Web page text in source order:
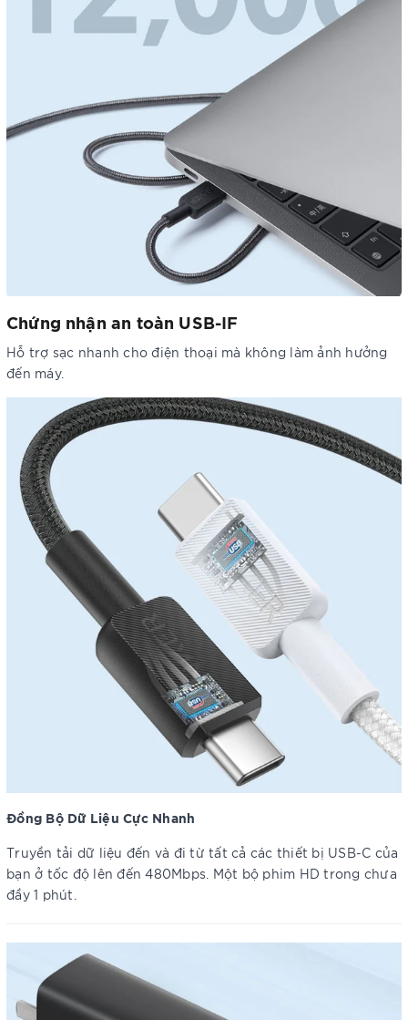
Chứng nhận an toàn USB-IF
Hỗ trợ sạc nhanh cho điện thoại mà không làm ảnh hưởng
đến máy.
Đồng Bộ Dữ Liệu Cực Nhanh
Truyền tải dữ liệu đến và đi từ tất cả các thiết bị USB-C của
bạn ở tốc độ lên đến 480Mbps. Một bộ phim HD trong chưa
đầy 1 phút.